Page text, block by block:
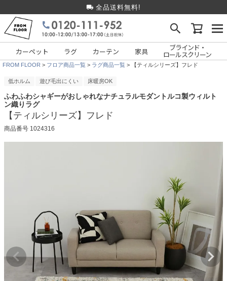
全品送料無料!
カーペット ラグ カーテン 家具 ブラインド・
ロールスクリーン
FROM FLOOR フロア商品一覧 ラグ商品一覧 【ティルシリーズ】フレド
低ホルム 遊び毛出にくい 床暖房OK
ふわふわシャギーがおしゃれなナチュラルモダントルコ製ウィルト
ン織りラグ
【ティルシリーズ】フレド
商品番号 1024316